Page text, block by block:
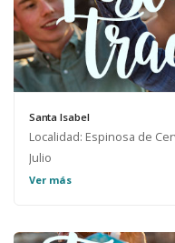
Santa Isabel
Localidad: Espinosa de
Julio
Ver más